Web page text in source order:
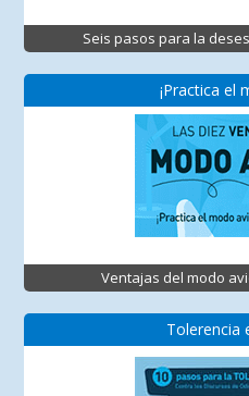
Seis pasos para la
¡Practica el
Ventajas del modo
Tolerencia